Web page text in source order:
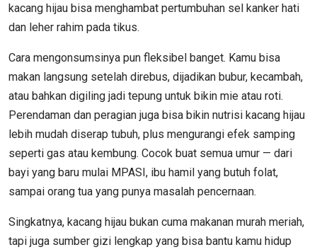
kacang hijau bisa menghambat pertumbuhan sel kanker hati
dan leher rahim pada tikus.
Cara mengonsumsinya pun fleksibel banget. Kamu bisa
makan langsung setelah direbus, dijadikan bubur, kecambah,
atau bahkan digiling jadi tepung untuk bikin mie atau roti.
Perendaman dan peragian juga bisa bikin nutrisi kacang hijau
lebih mudah diserap tubuh, plus mengurangi efek samping
seperti gas atau kembung. Cocok buat semua umur — dari
bayi yang baru mulai MPASI, ibu hamil yang butuh folat,
sampai orang tua yang punya masalah pencernaan.
Singkatnya, kacang hijau bukan cuma makanan murah meriah,
tapi juga sumber gizi lengkap yang bisa bantu kamu hidup